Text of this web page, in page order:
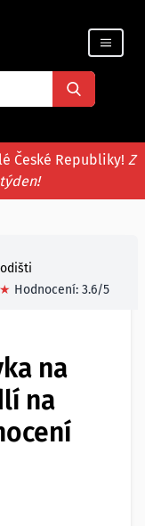
České Republiky! Z
★ Hodnocení: 3.6/5
na
na